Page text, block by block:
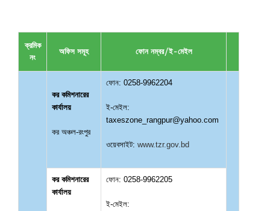
ক্রমিক
নং
অফিস সমূহ ফোন নম্বর/ই-মেইল
কর কমিশনারের
কার্যালয়
কর অঞ্চল-রংপুর
ফোন: 0258-9962204
ই-মেইল:
taxeszone_rangpur@yahoo.com
ওয়েবসাইট: www.tzr.gov.bd
কর কমিশনারের
কার্যালয়
ফোন: 0258-9962205
ই-মেইল: